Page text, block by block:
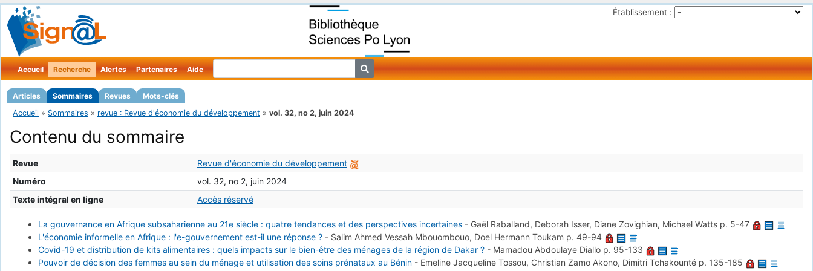
Établissement :
Accueil Recherche
Articles Sommaires Revues Mots-clés
Alertes Partenaires Aide
Accueil » Sommaires » revue : Revue d'économie du développement » vol. 32, no 2, juin 2024
Contenu du sommaire
Revue
Revue d'économie du développement
Numéro
vol. 32, no 2, juin 2024
Texte intégral en ligne
Accès réservé
La gouvernance en Afrique subsaharienne au 21e siècle : quatre tendances et des perspectives incertaines- Gaël Raballand, Deborah Isser, Diane Zovighian, Michael Watts p. 5-47
L'économie informelle en Afrique : l'e-gouvernement est-il une réponse ?- Salim Ahmed Vessah Mbouombouo, Doel Hermann Toukam p. 49-94
Covid-19 et distribution de kits alimentaires : quels impacts sur le bien-être des ménages de la région de Dakar ?- Mamadou Abdoulaye Diallo p. 95-133
Pouvoir de décision des femmes au sein du ménage et utilisation des soins prénataux au Bénin- Emeline Jacqueline Tossou, Christian Zamo Akono, Dimitri Tchakounté p. 135-185